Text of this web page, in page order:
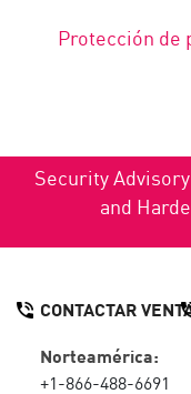
Protección de
Security
and
CONTACTAR
Norteamérica:
+1-866-488-6691